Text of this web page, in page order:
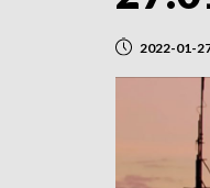
2022-01-